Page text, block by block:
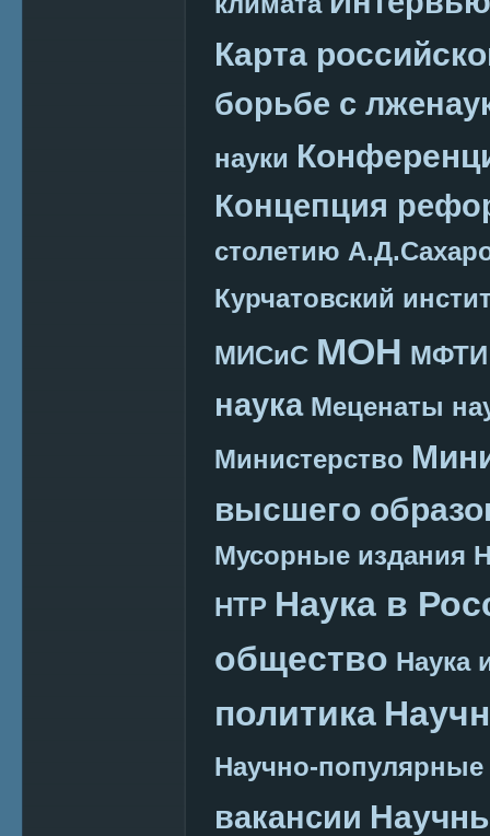
Карта
борьбе с
науки
Концепция
столетию
Курчатовский
МИСиС МОН МФТИ
наука Меценаты
Министерство
высшего
Мусорные издания
НТР Наука в
общество Наука
политика
Научно-
вакансии